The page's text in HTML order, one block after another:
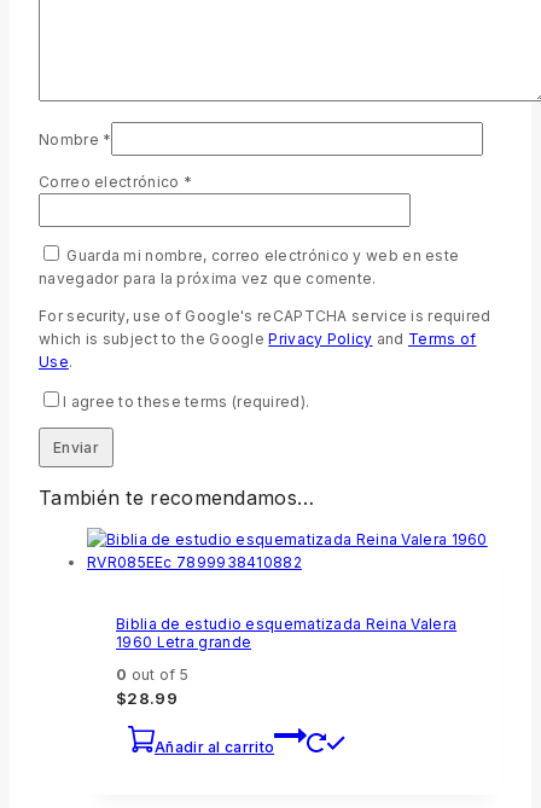
Nombre *
Correo electrónico *
Guarda mi nombre, correo electrónico y web en este
navegador para la próxima vez que comente.
For security, use of Google's reCAPTCHA service is required
which is subject to the GooglePrivacy Policy and Terms of
Use.
I agree to these terms (required).
También te recomendamos…
Biblia de estudio esquematizada Reina Valera
1960 Letra grande
0 out of 5
$28.99
Añadir al carrito